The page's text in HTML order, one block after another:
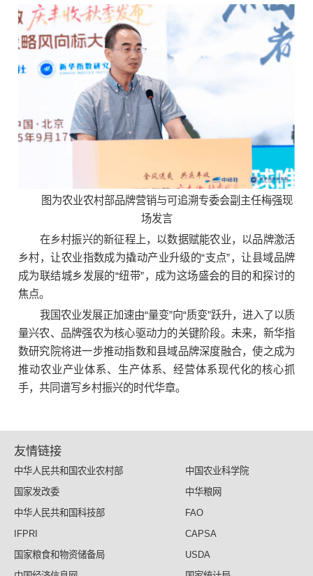
图为农业农村部品牌营销与可追溯专委会副主任梅强现
场发言
在乡村振兴的新征程上，以数据赋能农业，以品牌激活
乡村，让农业指数成为撬动产业升级的“支点”，让县域品牌
成为联结城乡发展的“纽带”，成为这场盛会的目的和探讨的
焦点。
我国农业发展正加速由“量变”向“质变”跃升，进入了以质
量兴农、品牌强农为核心驱动力的关键阶段。未来，新华指
数研究院将进一步推动指数和县域品牌深度融合，使之成为
推动农业产业体系、生产体系、经营体系现代化的核心抓
手，共同谱写乡村振兴的时代华章。
友情链接
中华人民共和国农业农村部
中国农业科学院
国家发改委
中华粮网
中华人民共和国科技部
FAO
IFPRI
CAPSA
国家粮食和物资储备局
USDA